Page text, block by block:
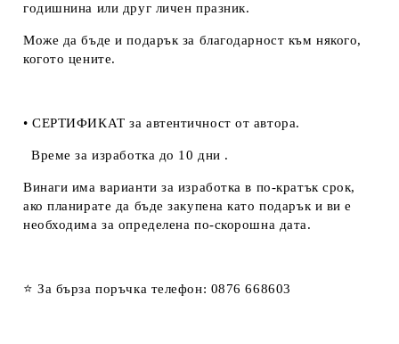
годишнина или друг личен празник.
Може да бъде и подарък за благодарност към някого,
когото цените.
• СЕРТИФИКАТ за автентичност от автора.
Време за изработка до 10 дни .
Винаги има варианти за изработка в по-кратък срок,
ако планирате да бъде закупена като подарък и ви е
необходима за определена по-скорошна дата.
⭐ За бърза поръчка телефон: 0876 668603